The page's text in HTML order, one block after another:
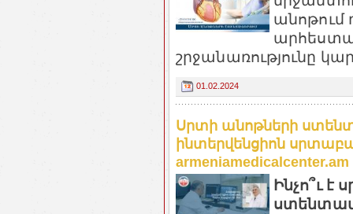
անոթում
շրջանառությունը
01.02.2024
Սրտի անոթների
ինտերվենցիոն
armeniamedicalcenter.am
Ինչո՞ւ